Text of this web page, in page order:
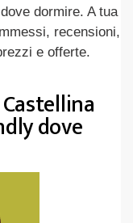
dormire. A tua
recensioni,
e offerte.
dove